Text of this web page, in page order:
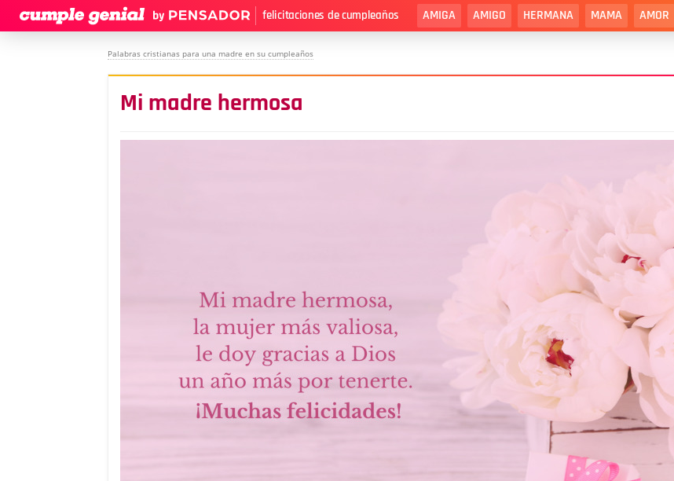
felicitaciones de cumpleaños AMIGA AMIGO HERMANA MAMA AMOR
Palabras cristianas para una madre en su cumpleaños
Mi madre hermosa